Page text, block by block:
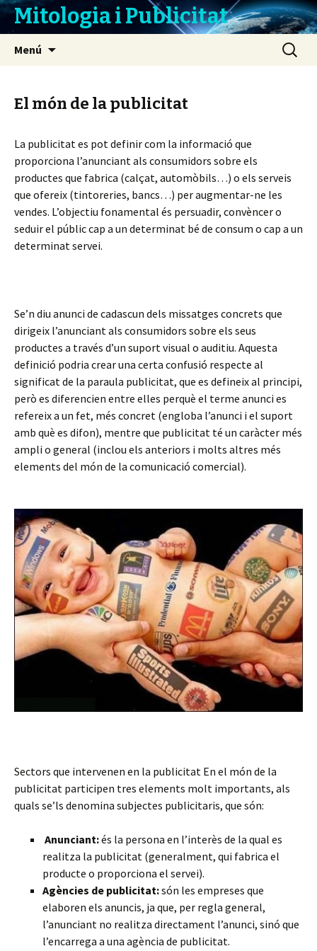
Mitologia i Publicitat
Menú Cerca:
El món de la publicitat
La publicitat es pot definir com la informació que
proporciona l’anunciant als consumidors sobre els
productes que fabrica (calçat, automòbils…) o els serveis
que ofereix (tintoreries, bancs…) per augmentar-ne les
vendes. L’objectiu fonamental és persuadir, convèncer o
seduir el públic cap a un determinat bé de consum o cap a un
determinat servei.
Se’n diu anunci de cadascun dels missatges concrets que
dirigeix l’anunciant als consumidors sobre els seus
productes a través d’un suport visual o auditiu. Aquesta
definició podria crear una certa confusió respecte al
significat de la paraula publicitat, que es defineix al principi,
però es diferencien entre elles perquè el terme anunci es
refereix a un fet, més concret (engloba l’anunci i el suport
amb què es difon), mentre que publicitat té un caràcter més
ampli o general (inclou els anteriors i molts altres més
elements del món de la comunicació comercial).
Sectors que intervenen en la publicitat En el món de la
publicitat participen tres elements molt importants, als
quals se’ls denomina subjectes publicitaris, que són:
Anunciant:és la persona en l’interès de la qual es
realitza la publicitat (generalment, qui fabrica el
producte o proporciona el servei).
Agències de publicitat:són les empreses que
elaboren els anuncis, ja que, per regla general,
l’anunciant no realitza directament l’anunci, sinó que
l’encarrega a una agència de publicitat.